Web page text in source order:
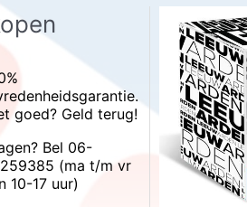
goed? Geld terug!
Bel 06-
(ma t/m vr
10-17 uur)